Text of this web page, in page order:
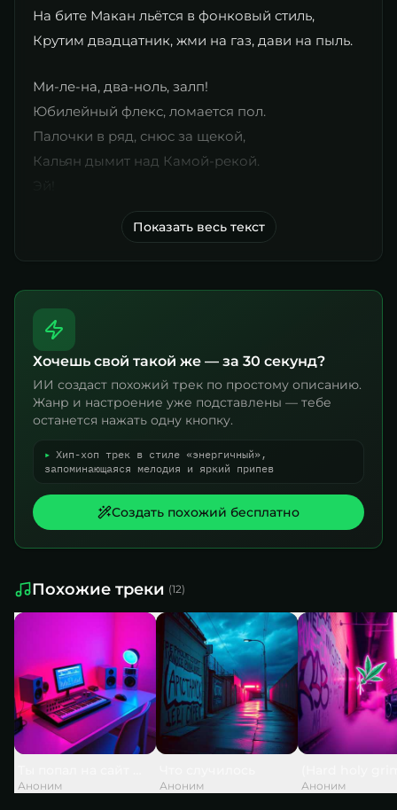
На бите Макан льётся в фонковый стиль,
Крутим двадцатник, жми на газ, дави на пыль.
Ми-ле-на, два-ноль, залп!
Юбилейный флекс, ломается пол.
Палочки в ряд, снюс за щекой,
Кальян дымит над Камой-рекой.
Показать весь текст
Хочешь свой такой же — за 30 секунд?
ИИ создаст похожий трек по простому описанию.
Жанр и настроение уже подставлены — тебе
останется нажать одну кнопку.
▸ Хип-хоп трек в стиле «энергичный»,
запоминающаяся мелодия и яркий припев
Создать похожий бесплатно
Похожие треки (12)
Аноним Аноним Аноним